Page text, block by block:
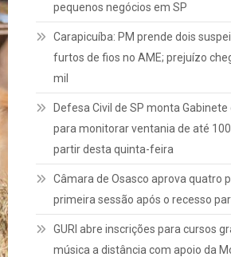
pequenos negócios em SP
Carapicuíba: PM prende dois
furtos de fios no AME; prejuízo
mil
Defesa Civil de SP monta Gabinete
para monitorar ventania de até
partir desta quinta-feira
Câmara de Osasco aprova quatro
primeira sessão após o recesso
GURI abre inscrições para cursos
música a distância com apoio da